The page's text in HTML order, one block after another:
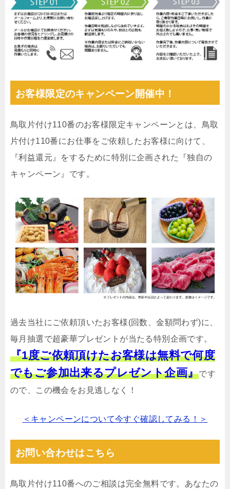
お客様限定のキャンペーン開催中！
鳥取片付け110番のお客様限定キャンペーンとは、鳥取
片付け110番にお仕事をご依頼したお客様に向けて、
『利益還元』をするために特別に企画された『独自の
キャンペーン』です。
過去当社にご依頼頂いたお客様(回数、金額問わず)に、
毎月抽選で超豪華プレゼントが当たる特別企画です。
『1度ご依頼頂けたお客様は無料で何度
でもご参加出来るプレゼント企画』です
ので、この機会をお見逃しなく！
＜キャンペーンについて今すぐ確認してみる！＞
お問い合わせはこちら
鳥取片付け110番へのご相談は完全無料です。あなたの